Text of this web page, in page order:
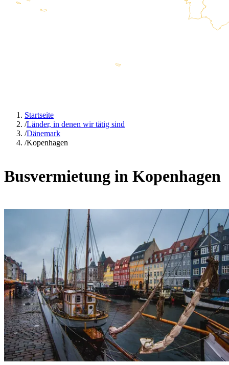
Startseite
/Länder, in denen wir tätig sind
/Dänemark
/Kopenhagen
Busvermietung in Kopenhagen